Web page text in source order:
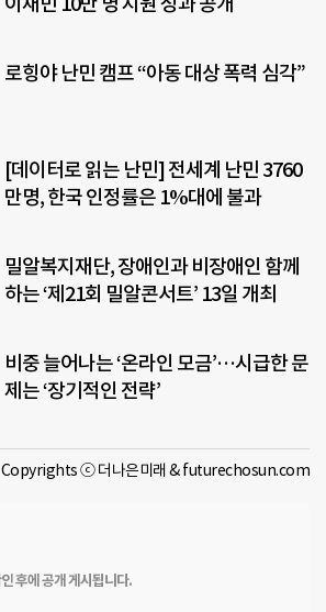
로힝야 난민 캠프 “아동 대상 폭력 심각”
[데이터로 읽는 난민] 전세계 난민 3760
만명, 한국 인정률은 1%대에 불과
밀알복지재단, 장애인과 비장애인 함께
하는 ‘제21회 밀알콘서트’ 13일 개최
비중 늘어나는 ‘온라인 모금’…시급한 문
제는 ‘장기적인 전략’
Copyrights ⓒ 더나은미래 & futurechosun.com